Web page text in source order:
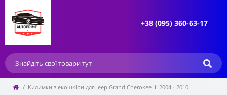
+38 (095) 360-63-17
Килимки з екошкіри для Jeep Grand Cherokee III 2004 - 2010